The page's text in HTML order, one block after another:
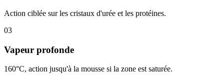
Action ciblée sur les cristaux d'urée et les protéines.
03
Vapeur profonde
160°C, action jusqu'à la mousse si la zone est saturée.